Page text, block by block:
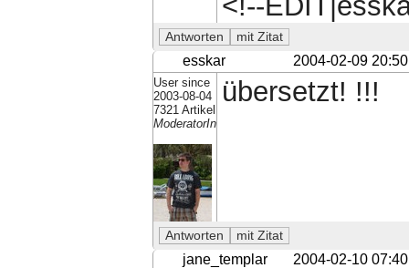
esskar 2004-02-09 20:50
User since
2003-08-04
7321 Artikel
ModeratorIn
übersetzt! !!!
jane_templar 2004-02-10 07:40